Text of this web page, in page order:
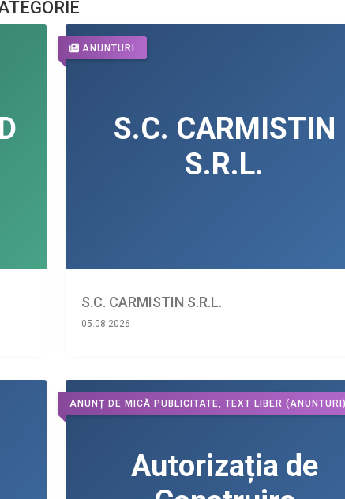
ANUNTURI
S.C. CARMISTIN S.R.L.
05.08.2026
ANUNȚ DE MICĂ PUBLICITATE, TEXT LIBER